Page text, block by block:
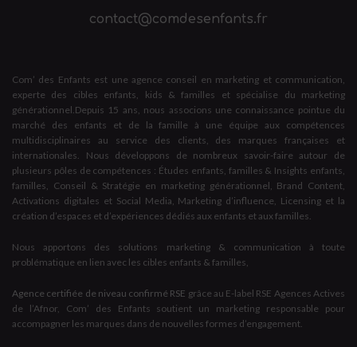
contact@comdesenfants.fr
Com’ des Enfants est une agence conseil en marketing et communication,
experte des cibles enfants, kids & familles et spécialise du marketing
générationnel.Depuis 15 ans, nous associons une connaissance pointue du
marché des enfants et de la famille à une équipe aux compétences
multidisciplinaires au service des clients, des marques françaises et
internationales. Nous développons de nombreux savoir-faire autour de
plusieurs pôles de compétences : Études enfants, familles & Insights enfants,
familles, Conseil & Stratégie en marketing générationnel, Brand Content,
Activations digitales et Social Media, Marketing d’influence, Licensing et la
création d’espaces et d’expériences dédiés aux enfants et aux familles.
Nous apportons des solutions marketing & communication à toute
problématique en lien avec les cibles enfants & familles,
Agence certifiée de niveau confirmé RSE grâce au E-label RSE Agences Actives
de l’Afnor, Com’ des Enfants soutient un marketing responsable pour
accompagner les marques dans de nouvelles formes d’engagement.